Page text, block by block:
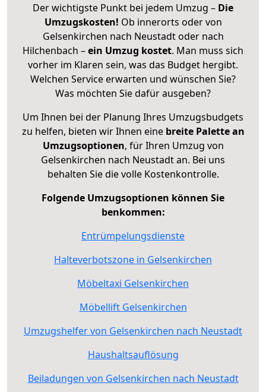
Der wichtigste Punkt bei jedem Umzug – Die
Umzugskosten! Ob innerorts oder von
Gelsenkirchen nach Neustadt oder nach
Hilchenbach –ein Umzug kostet. Man muss sich
vorher im Klaren sein, was das Budget hergibt.
Welchen Service erwarten und wünschen Sie?
Was möchten Sie dafür ausgeben?
Um Ihnen bei der Planung Ihres Umzugsbudgets
zu helfen, bieten wir Ihnen eine breite Palette an
Umzugsoptionen, für Ihren Umzug von
Gelsenkirchen nach Neustadt an. Bei uns
behalten Sie die volle Kostenkontrolle.
Folgende Umzugsoptionen können Sie
benkommen:
Entrümpelungsdienste
Halteverbotszone in Gelsenkirchen
Möbeltaxi Gelsenkirchen
Möbellift Gelsenkirchen
Umzugshelfer von Gelsenkirchen nach Neustadt
Haushaltsauflösung
Beiladungen von Gelsenkirchen nach Neustadt